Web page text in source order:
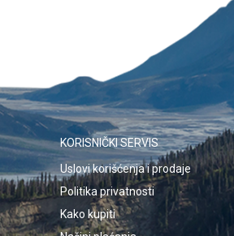
KORISNIČKI SERVIS
Uslovi korišćenja i prodaje
Politika privatnosti
Kako kupiti